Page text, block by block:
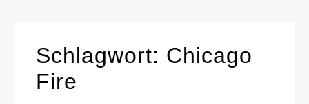
Schlagwort: Chicago
Fire